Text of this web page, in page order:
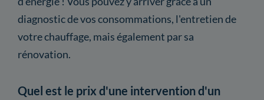
diagnostic de vos consommations, l'entretien de
votre chauffage, mais également par sa
rénovation.
Quel est le prix d'une intervention d'un